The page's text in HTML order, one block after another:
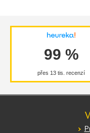
99 %
přes 13 tis. recenzí